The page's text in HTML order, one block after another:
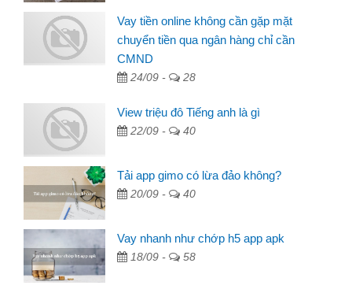
Vay tiền online không cần gặp mặt
chuyển tiền qua ngân hàng chỉ cần
CMND
24/09 - 28
View triệu đô Tiếng anh là gì
22/09 - 40
Tải app gimo có lừa đảo không?
20/09 - 40
Vay nhanh như chớp h5 app apk
18/09 - 58